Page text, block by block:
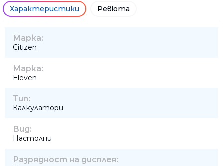
Характеристики Ревюта
Марка:
Citizen
Марка:
Eleven
Тип:
Калкулатори
Вид:
Настолни
Разрядност на дисплея: